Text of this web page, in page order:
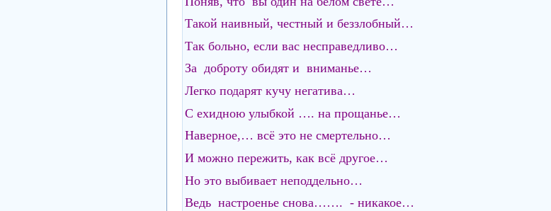
Такой наивный, честный и беззлобный…
Так больно, если вас несправедливо…
За доброту обидят и вниманье…
Легко подарят кучу негатива…
С ехидною улыбкой …. на прощанье…
Наверное,… всё это не смертельно…
И можно пережить, как всё другое…
Но это выбивает неподдельно…
Ведь настроенье снова……. - никакое…